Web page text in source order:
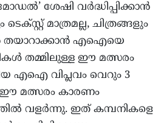
ശേഷി വർദ്ധിപ്പിക്കാൻ
മാത്രമല്ല, ചിത്രങ്ങളും
തയാറാക്കാൻ എഐയെ
തമ്മിലുള്ള ഈ മത്സരം
എഐ വിപ്ലവം വെറും 3
ഈ മത്സരം കാരണം
വളർന്നു. ഇത് കമ്പനികളെ